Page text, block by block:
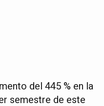
del 445 % en la
semestre de este